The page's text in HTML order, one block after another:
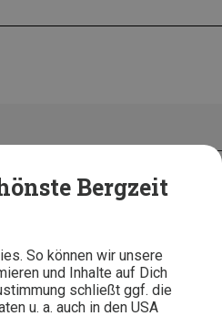
Bergzeit
So können wir unsere
und Inhalte auf Dich
schließt ggf. die
u. a. auch in den USA